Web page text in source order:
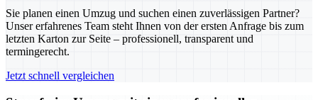
Sie planen einen Umzug und suchen einen zuverlässigen Partner?
Unser erfahrenes Team steht Ihnen von der ersten Anfrage bis zum
letzten Karton zur Seite – professionell, transparent und
termingerecht.
Jetzt schnell vergleichen